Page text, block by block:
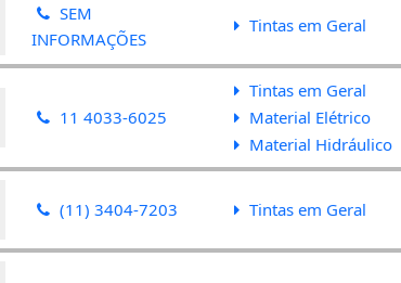
SEM
INFORMAÇÕES
Tintas em Geral
11 4033-6025
Tintas em Geral
Material Elétrico
Material Hidráulico
(11) 3404-7203 Tintas em Geral